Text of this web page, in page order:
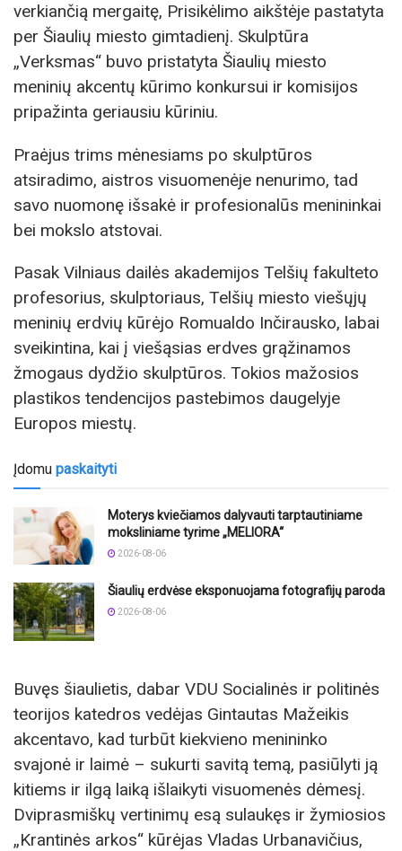
verkiančią mergaitę, Prisikėlimo aikštėje pastatyta
per Šiaulių miesto gimtadienį. Skulptūra
„Verksmas“ buvo pristatyta Šiaulių miesto
meninių akcentų kūrimo konkursui ir komisijos
pripažinta geriausiu kūriniu.
Praėjus trims mėnesiams po skulptūros
atsiradimo, aistros visuomenėje nenurimo, tad
savo nuomonę išsakė ir profesionalūs menininkai
bei mokslo atstovai.
Pasak Vilniaus dailės akademijos Telšių fakulteto
profesorius, skulptoriaus, Telšių miesto viešųjų
meninių erdvių kūrėjo Romualdo Inčirausko, labai
sveikintina, kai į viešąsias erdves grąžinamos
žmogaus dydžio skulptūros. Tokios mažosios
plastikos tendencijos pastebimos daugelyje
Europos miestų.
Įdomu paskaityti
Moterys kviečiamos dalyvauti tarptautiniame
moksliniame tyrime „MELIORA“
2026-08-06
Šiaulių erdvėse eksponuojama fotografijų paroda
2026-08-06
Buvęs šiaulietis, dabar VDU Socialinės ir politinės
teorijos katedros vedėjas Gintautas Mažeikis
akcentavo, kad turbūt kiekvieno menininko
svajonė ir laimė – sukurti savitą temą, pasiūlyti ją
kitiems ir ilgą laiką išlaikyti visuomenės dėmesį.
Dviprasmiškų vertinimų esą sulaukęs ir žymiosios
„Krantinės arkos“ kūrėjas Vladas Urbanavičius,